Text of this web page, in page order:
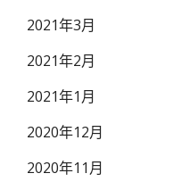
2021年3月
2021年2月
2021年1月
2020年12月
2020年11月